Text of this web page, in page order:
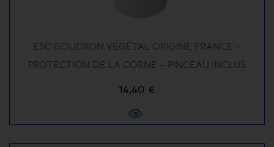
ESC GOUDRON VÉGÉTAL ORIGINE FRANCE –
PROTECTION DE LA CORNE – PINCEAU INCLUS
14,40 €